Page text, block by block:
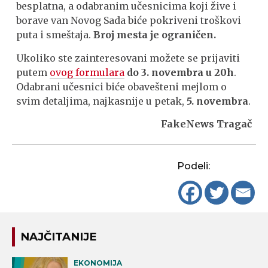
besplatna, a odabranim učesnicima koji žive i
borave van Novog Sada biće pokriveni troškovi
puta i smeštaja.Broj mesta je ograničen.
Ukoliko ste zainteresovani možete se prijaviti
putem ovog formulara do 3. novembra u 20h.
Odabrani učesnici biće obavešteni mejlom o
svim detaljima, najkasnije u petak, 5. novembra.
FakeNews Tragač
Podeli:
NAJČITANIJE
EKONOMIJA